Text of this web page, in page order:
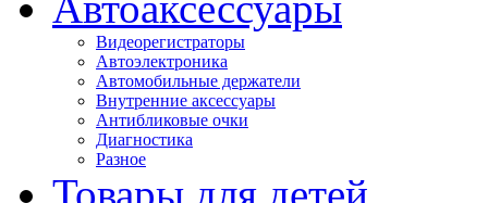
Видеорегистраторы
Автоэлектроника
Автомобильные держатели
Внутренние аксессуары
Антибликовые очки
Диагностика
Разное
Товары для детей